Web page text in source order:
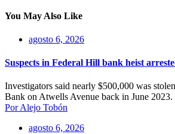
You May Also Like
agosto 6, 2026
Suspects in Federal Hill bank heist
Investigators said nearly $500,000 was
Bank on Atwells Avenue back in June 2023.
Por Alejo Tobón
agosto 6, 2026